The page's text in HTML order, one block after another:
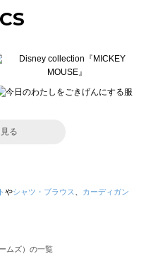
る
やシャツ・ブラウス
カーディガン
ムズ）の一覧